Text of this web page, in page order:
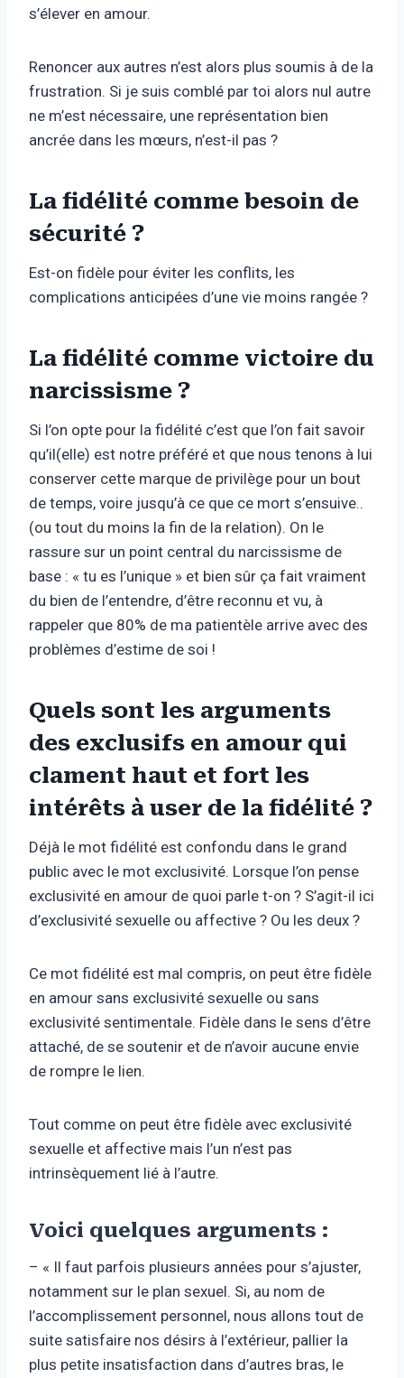
s’élever en amour.
Renoncer aux autres n’est alors plus soumis à de la
frustration. Si je suis comblé par toi alors nul autre
ne m’est nécessaire, une représentation bien
ancrée dans les mœurs, n’est-il pas ?
La fidélité comme besoin de
sécurité ?
Est-on fidèle pour éviter les conflits, les
complications anticipées d’une vie moins rangée ?
La fidélité comme victoire du
narcissisme ?
Si l’on opte pour la fidélité c’est que l’on fait savoir
qu’il(elle) est notre préféré et que nous tenons à lui
conserver cette marque de privilège pour un bout
de temps, voire jusqu’à ce que ce mort s’ensuive..
(ou tout du moins la fin de la relation). On le
rassure sur un point central du narcissisme de
base : « tu es l’unique » et bien sûr ça fait vraiment
du bien de l’entendre, d’être reconnu et vu, à
rappeler que 80% de ma patientèle arrive avec des
problèmes d’estime de soi !
Quels sont les arguments
des exclusifs en amour qui
clament haut et fort les
intérêts à user de la fidélité ?
Déjà le mot fidélité est confondu dans le grand
public avec le mot exclusivité. Lorsque l’on pense
exclusivité en amour de quoi parle t-on ? S’agit-il ici
d’exclusivité sexuelle ou affective ? Ou les deux ?
Ce mot fidélité est mal compris, on peut être fidèle
en amour sans exclusivité sexuelle ou sans
exclusivité sentimentale. Fidèle dans le sens d’être
attaché, de se soutenir et de n’avoir aucune envie
de rompre le lien.
Tout comme on peut être fidèle avec exclusivité
sexuelle et affective mais l’un n’est pas
intrinsèquement lié à l’autre.
Voici quelques arguments :
– « Il faut parfois plusieurs années pour s’ajuster,
notamment sur le plan sexuel. Si, au nom de
l’accomplissement personnel, nous allons tout de
suite satisfaire nos désirs à l’extérieur, pallier la
plus petite insatisfaction dans d’autres bras, le